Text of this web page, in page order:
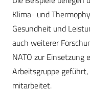
Klima- und
Gesundheit und
auch weiterer
NATO zur Einsetzung
Arbeitsgruppe
mitarbeitet.